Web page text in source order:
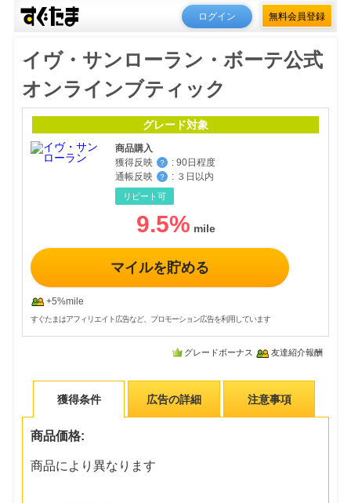
ログイン 無料会員登録
イヴ・サンローラン・ボーテ公式
オンラインブティック
グレード対象
商品購入
獲得反映
？ : 90日程度
通帳反映
？ : ３日以内
リピート可
9.5%
マイルを貯める
+5%mile
すぐたまはアフィリエイト広告など、プロモーション広告を利用しています
グレードボーナス 友達紹介報酬
獲得条件 広告の詳細 注意事項
商品価格:
商品により異なります